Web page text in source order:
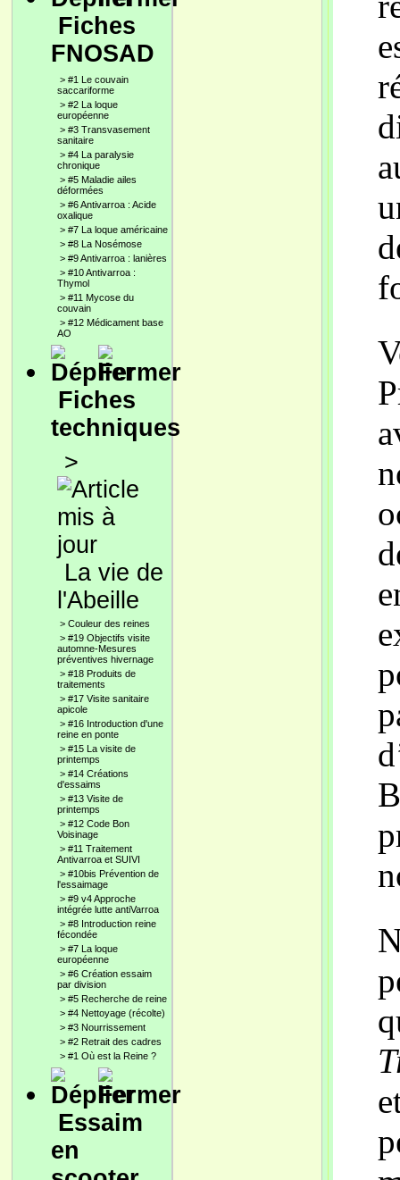
Fiches
FNOSAD
> #1 Le couvain
saccariforme
> #2 La loque
européenne
> #3 Transvasement
sanitaire
> #4 La paralysie
chronique
> #5 Maladie ailes
déformées
> #6 Antivarroa : Acide
oxalique
> #7 La loque américaine
> #8 La Nosémose
> #9 Antivarroa : lanières
> #10 Antivarroa :
Thymol
> #11 Mycose du
couvain
> #12 Médicament base
AO
Fiches
techniques
>
La vie de
l'Abeille
> Couleur des reines
> #19 Objectifs visite
automne-Mesures
préventives hivernage
> #18 Produits de
traitements
> #17 Visite sanitaire
apicole
> #16 Introduction d'une
reine en ponte
> #15 La visite de
printemps
> #14 Créations
d'essaims
> #13 Visite de
printemps
> #12 Code Bon
Voisinage
> #11 Traitement
Antivarroa et SUIVI
> #10bis Prévention de
l'essaimage
> #9 v4 Approche
intégrée lutte antiVarroa
> #8 Introduction reine
fécondée
> #7 La loque
européenne
> #6 Création essaim
par division
> #5 Recherche de reine
> #4 Nettoyage (récolte)
> #3 Nourrissement
> #2 Retrait des cadres
> #1 Où est la Reine ?
Essaim
en